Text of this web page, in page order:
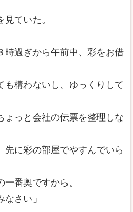
ていた。
時過ぎから午前中、彩をお借
構わないし、ゆっくりして
っと会社の伝票を整理しな
に彩の部屋でやすんでいら
番奥ですから。
さい」